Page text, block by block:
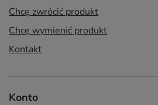
Chcę zwrócić produkt
Chcę wymienić produkt
Kontakt
Konto